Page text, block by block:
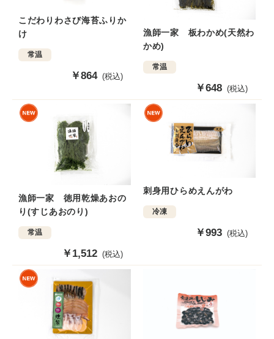
こだわりわさび海苔ふりか
け
常温
販
価
￥864 (税込)
漁師一家 板わかめ(天然わ
かめ)
常温
販
売
格
￥648 (税込)
漁師一家 徳用乾燥あおの
り(すじあおのり)
常温
販
売
格
￥1,512 (税込)
刺身用ひらめえんがわ
冷凍
販
格
￥993 (税込)